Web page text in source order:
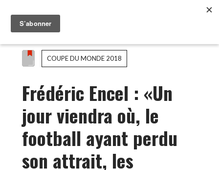
COUPE DU MONDE 2018
Frédéric Encel : «Un
jour viendra où, le
football ayant perdu
son attrait, les